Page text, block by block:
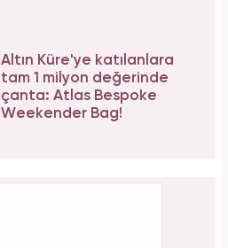
Altın Küre'ye katılanlara
tam 1 milyon değerinde
çanta: Atlas Bespoke
Weekender Bag!